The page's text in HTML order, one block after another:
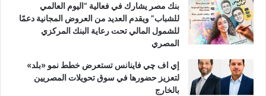
بنك مصر يشارك في فعالية “اليوم العالمي
للشباب” ويقدم العديد من العروض المجانية دعمًا
للشمول المالي تحت رعاية البنك المركزي
المصري
إي اف چي فاينانس تستعرض خطط نمو «بلد»
لتعزيز حضورها في سوق تحويلات المصريين
بالخارج